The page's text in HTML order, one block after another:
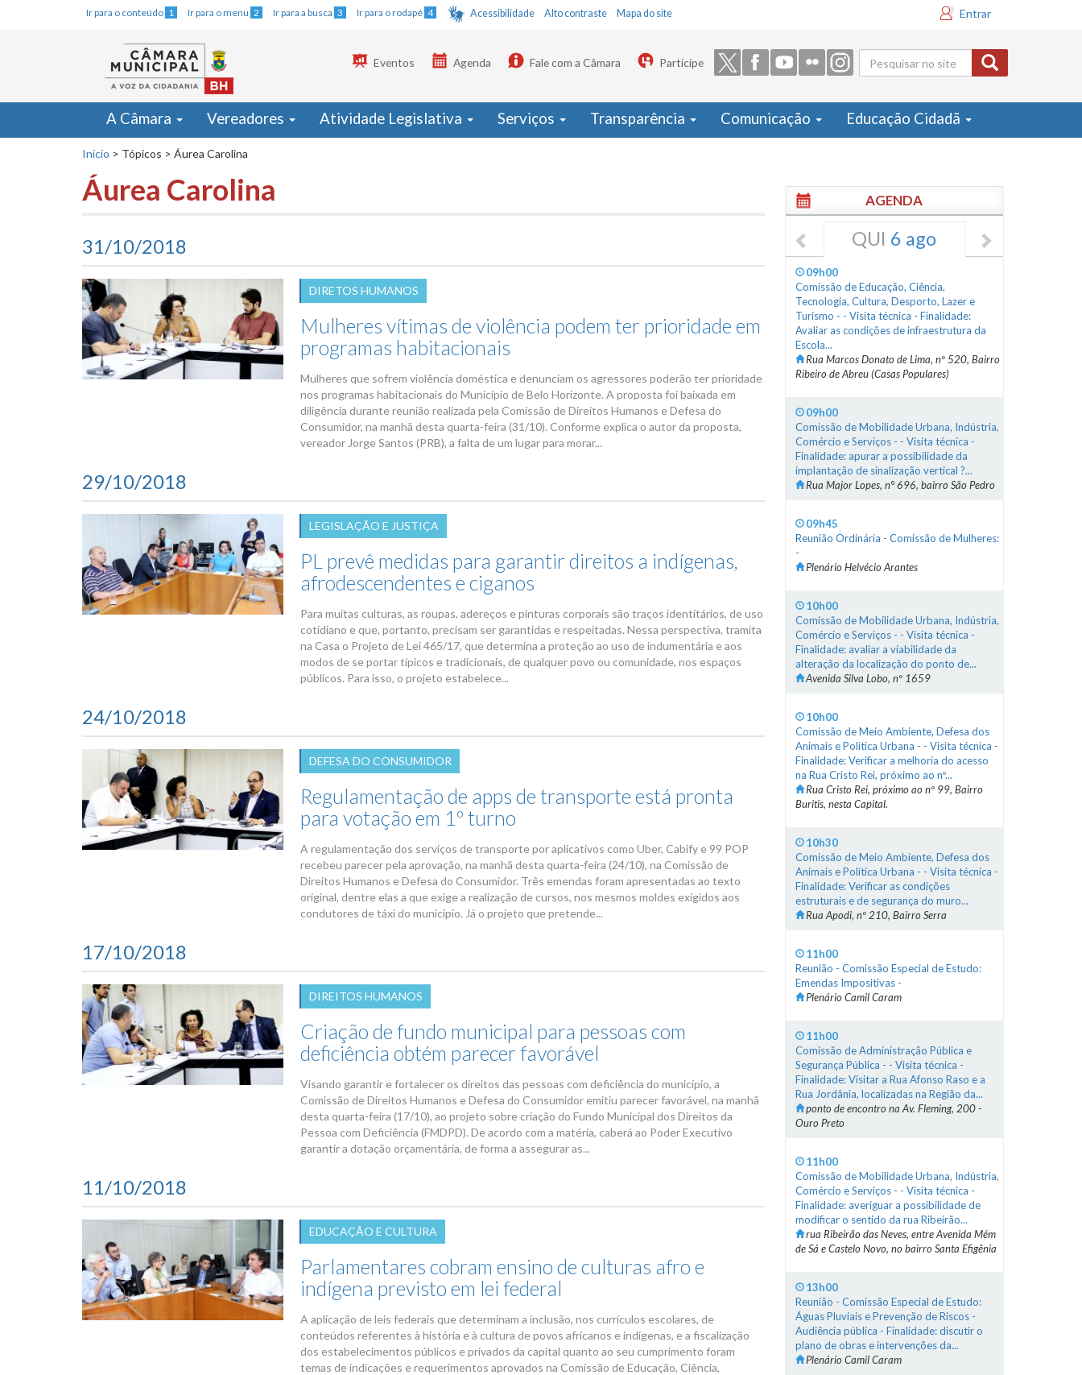
Ir para o conteúdo 1 Ir para o menu 2 Ir para a busca 3 Ir para o rodapé 4 Acessibilidade Alto contraste Mapa do site Entrar
Formulário
de busca
Eventos Agenda Fale com a Câmara Participe
A Câmara Vereadores Atividade Legislativa Serviços Transparência Comunicação Educação Cidadã
Início > Tópicos > Áurea Carolina
Áurea Carolina
31/10/2018
DIRETOS HUMANOS
Mulheres vítimas de violência podem ter prioridade em
programas habitacionais
Mulheres que sofrem violência doméstica e denunciam os agressores poderão ter prioridade
nos programas habitacionais do Município de Belo Horizonte. A proposta foi baixada em
diligência durante reunião realizada pela Comissão de Direitos Humanos e Defesa do
Consumidor, na manhã desta quarta-feira (31/10). Conforme explica o autor da proposta,
vereador Jorge Santos (PRB), a falta de um lugar para morar...
29/10/2018
LEGISLAÇÃO E JUSTIÇA
PL prevê medidas para garantir direitos a indígenas,
afrodescendentes e ciganos
Para muitas culturas, as roupas, adereços e pinturas corporais são traços identitários, de uso
cotidiano e que, portanto, precisam ser garantidas e respeitadas. Nessa perspectiva, tramita
na Casa o Projeto de Lei 465/17, que determina a proteção ao uso de indumentária e aos
modos de se portar típicos e tradicionais, de qualquer povo ou comunidade, nos espaços
públicos. Para isso, o projeto estabelece...
24/10/2018
DEFESA DO CONSUMIDOR
Regulamentação de apps de transporte está pronta
para votação em 1º turno
A regulamentação dos serviços de transporte por aplicativos como Uber, Cabify e 99 POP
recebeu parecer pela aprovação, na manhã desta quarta-feira (24/10), na Comissão de
Direitos Humanos e Defesa do Consumidor. Três emendas foram apresentadas ao texto
original, dentre elas a que exige a realização de cursos, nos mesmos moldes exigidos aos
condutores de táxi do município. Já o projeto que pretende...
17/10/2018
DIREITOS HUMANOS
Criação de fundo municipal para pessoas com
deficiência obtém parecer favorável
Visando garantir e fortalecer os direitos das pessoas com deficiência do município, a
Comissão de Direitos Humanos e Defesa do Consumidor emitiu parecer favorável, na manhã
desta quarta-feira (17/10), ao projeto sobre criação do Fundo Municipal dos Direitos da
Pessoa com Deficiência (FMDPD). De acordo com a matéria, caberá ao Poder Executivo
garantir a dotação orçamentária, de forma a assegurar as...
11/10/2018
EDUCAÇÃO E CULTURA
Parlamentares cobram ensino de culturas afro e
indígena previsto em lei federal
A aplicação de leis federais que determinam a inclusão, nos currículos escolares, de
conteúdos referentes à história e à cultura de povos africanos e indígenas, e a fiscalização
dos estabelecimentos públicos e privados da capital quanto ao seu cumprimento foram
temas de indicações e requerimentos aprovados na Comissão de Educação, Ciência,
AGENDA
QUI 6 ago
09h00
Comissão de Educação, Ciência,
Tecnologia, Cultura, Desporto, Lazer e
Turismo - - Visita técnica - Finalidade:
Avaliar as condições de infraestrutura da
Escola...
Rua Marcos Donato de Lima, nº 520, Bairro
Ribeiro de Abreu (Casas Populares)
09h00
Comissão de Mobilidade Urbana, Indústria,
Comércio e Serviços - - Visita técnica -
Finalidade: apurar a possibilidade da
implantação de sinalização vertical ?...
Rua Major Lopes, n° 696, bairro São Pedro
09h45
Reunião Ordinária - Comissão de Mulheres:
-
Plenário Helvécio Arantes
10h00
Comissão de Mobilidade Urbana, Indústria,
Comércio e Serviços - - Visita técnica -
Finalidade: avaliar a viabilidade da
alteração da localização do ponto de...
Avenida Silva Lobo, nº 1659
10h00
Comissão de Meio Ambiente, Defesa dos
Animais e Política Urbana - - Visita técnica -
Finalidade: Verificar a melhoria do acesso
na Rua Cristo Rei, próximo ao nº...
Rua Cristo Rei, próximo ao nº 99, Bairro
Buritis, nesta Capital.
10h30
Comissão de Meio Ambiente, Defesa dos
Animais e Política Urbana - - Visita técnica -
Finalidade: Verificar as condições
estruturais e de segurança do muro...
Rua Apodi, nº 210, Bairro Serra
11h00
Reunião - Comissão Especial de Estudo:
Emendas Impositivas -
Plenário Camil Caram
11h00
Comissão de Administração Pública e
Segurança Pública - - Visita técnica -
Finalidade: Visitar a Rua Afonso Raso e a
Rua Jordânia, localizadas na Região da...
ponto de encontro na Av. Fleming, 200 -
Ouro Preto
11h00
Comissão de Mobilidade Urbana, Indústria,
Comércio e Serviços - - Visita técnica -
Finalidade: averiguar a possibilidade de
modificar o sentido da rua Ribeirão...
rua Ribeirão das Neves, entre Avenida Mém
de Sá e Castelo Novo, no bairro Santa Efigênia
13h00
Reunião - Comissão Especial de Estudo:
Águas Pluviais e Prevenção de Riscos -
Audiência pública - Finalidade: discutir o
plano de obras e intervenções da...
Plenário Camil Caram